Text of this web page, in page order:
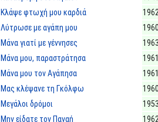
Κλάψε φτωχή μου καρδιά
Λύτρωσε με αγάπη μου
Μάνα γιατί με γέννησες
Μάνα μου, παραστράτησα
Μάνα μου τον Αγάπησα
Μας κλέψανε τη Γκόλφω
Μεγάλοι δρόμοι
Μην είδατε τον Παναή